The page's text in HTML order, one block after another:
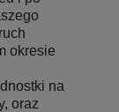
okresie
na
oraz